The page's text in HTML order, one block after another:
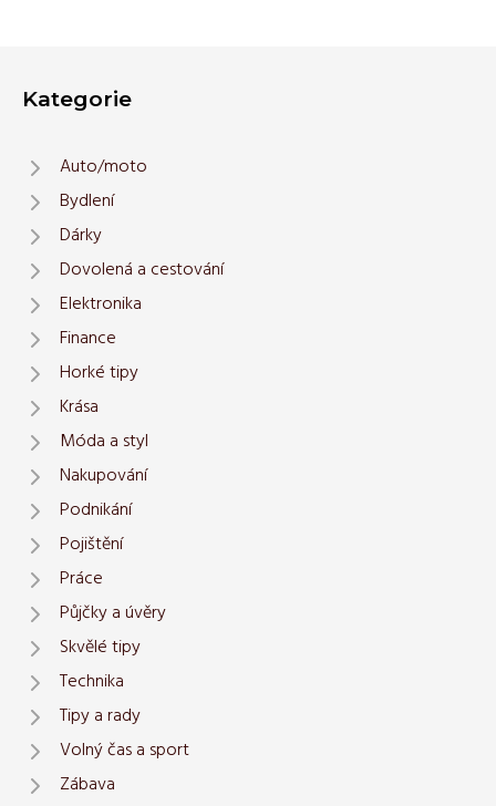
Kategorie
Auto/moto
Bydlení
Dárky
Dovolená a cestování
Elektronika
Finance
Horké tipy
Krása
Móda a styl
Nakupování
Podnikání
Pojištění
Práce
Půjčky a úvěry
Skvělé tipy
Technika
Tipy a rady
Volný čas a sport
Zábava